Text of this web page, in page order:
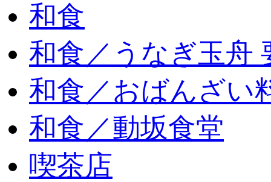
和食
和食／うなぎ玉舟
和食／おばんざい
和食／動坂食堂
喫茶店